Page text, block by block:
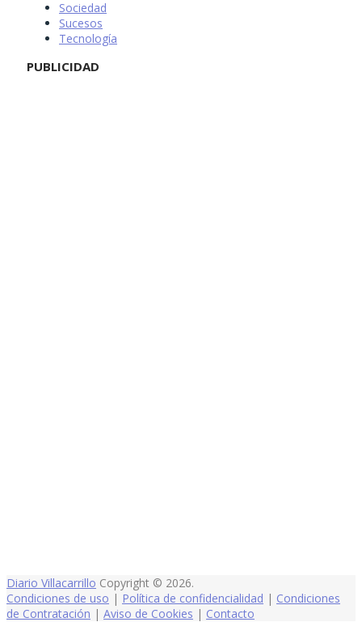
Sociedad
Sucesos
Tecnología
PUBLICIDAD
Diario Villacarrillo Copyright © 2026.
Condiciones de uso | Política de confidencialidad | Condiciones
de Contratación | Aviso de Cookies | Contacto